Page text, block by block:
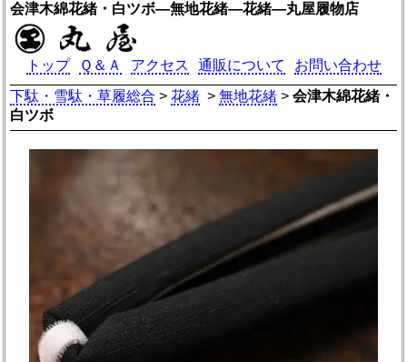
会津木綿花緒・白ツボ―無地花緒―花緒―丸屋履物店
トップ Ｑ＆Ａ アクセス 通販について
お問い合わせ
下駄・雪駄・草履総合 >花緒 >無地花緒 >会津木綿花緒・
白ツボ